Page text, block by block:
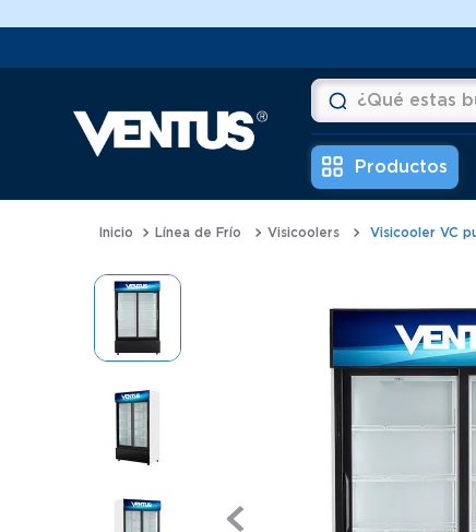
¿Qué estas
Línea de Frío Visicoolers Visicooler VC
Términos más
batidora
5.
congeladora
.